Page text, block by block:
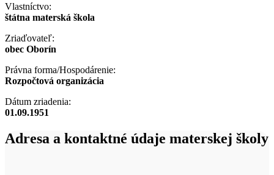
Vlastníctvo:
štátna materská škola
Zriaďovateľ:
obec Oborín
Právna forma/Hospodárenie:
Rozpočtová organizácia
Dátum zriadenia:
01.09.1951
Adresa a kontaktné údaje materskej školy